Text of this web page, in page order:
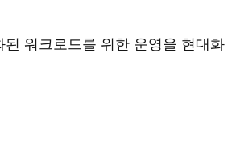
된 워크로드를 위한 운영을 현대화